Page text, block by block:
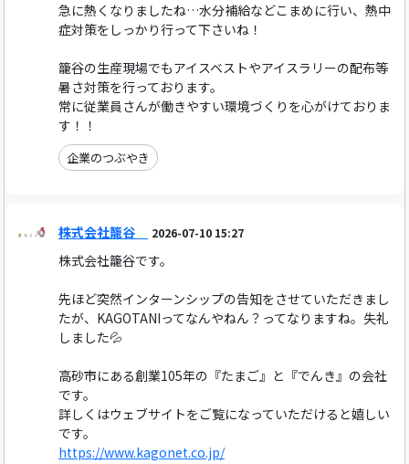
急に熱くなりましたね…水分補給などこまめに行い、熱中
症対策をしっかり行って下さいね！
籠谷の生産現場でもアイスベストやアイスラリーの配布等
暑さ対策を行っております。
常に従業員さんが働きやすい環境づくりを心がけておりま
す！！
企業のつぶやき
株式会社籠谷 2026-07-10 15:27
株式会社籠谷です。
先ほど突然インターンシップの告知をさせていただきまし
たが、KAGOTANIってなんやねん？ってなりますね。失礼
しました💦
高砂市にある創業105年の『たまご』と『でんき』の会社
です。
詳しくはウェブサイトをご覧になっていただけると嬉しい
です。
https://www.kagonet.co.jp/